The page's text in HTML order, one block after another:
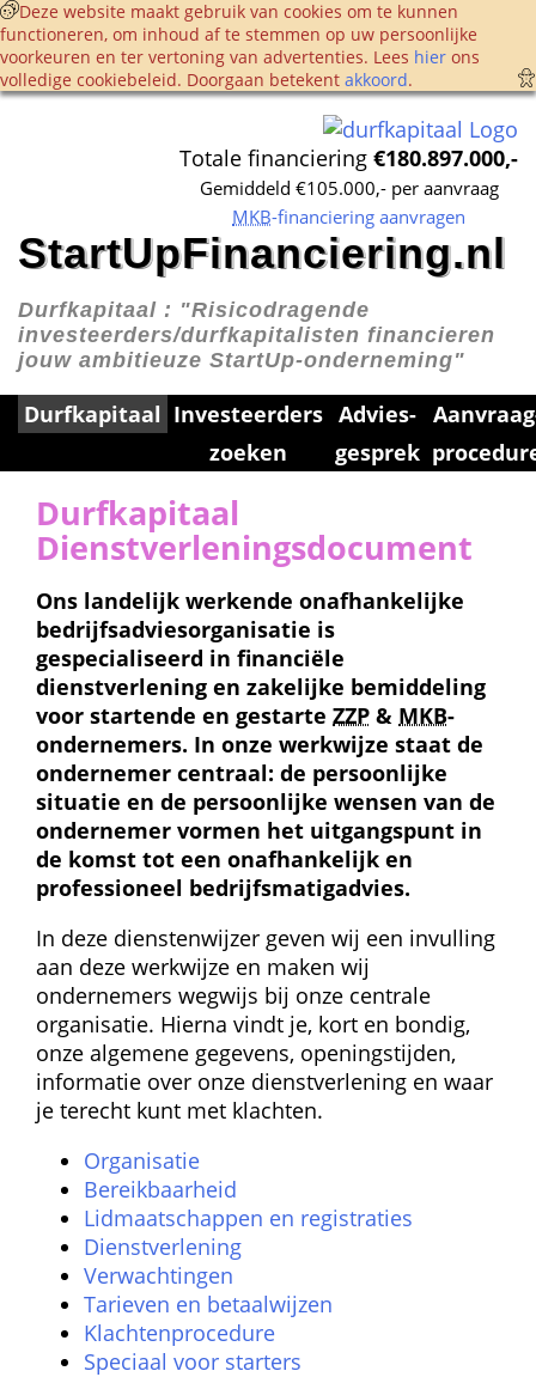
Deze website maakt gebruik van cookies om te kunnen
functioneren, om inhoud af te stemmen op uw persoonlijke
voorkeuren en ter vertoning van advertenties. Lees hier ons
volledige cookie­beleid. Doorgaan betekent akkoord.
Totale financiering €180.897.000,-
Gemiddeld €105.000,- per aanvraag
MKB-financiering aanvragen
StartUpFinanciering.nl
Durfkapitaal : "Risicodragende
investeerders/durfkapitalisten financieren
jouw ambitieuze StartUp-onderneming"
Durfkapitaal Investeerders
zoeken
Advies­
gesprek
Durfkapitaal
Dienstverleningsdocument
Ons landelijk werkende onafhankelijke
bedrijfs­advies­organisatie is
gespecialiseerd in financiële
dienstverlening en zakelijke bemiddeling
voor startende en gestarte ZZP & MKB-
ondernemers. In onze werkwijze staat de
ondernemer centraal: de persoonlijke
situatie en de persoonlijke wensen van de
ondernemer vormen het uitgangspunt in
de komst tot een onafhankelijk en
professioneel bedrijfsmatigadvies.
In deze dienstenwijzer geven wij een invulling
aan deze werkwijze en maken wij
ondernemers wegwijs bij onze centrale
organisatie. Hierna vindt je, kort en bondig,
onze algemene gegevens, openingstijden,
informatie over onze dienstverlening en waar
je terecht kunt met klachten.
Organisatie
Bereikbaarheid
Lidmaatschappen en registraties
Dienstverlening
Verwachtingen
Tarieven en betaalwijzen
Klachtenprocedure
Speciaal voor starters